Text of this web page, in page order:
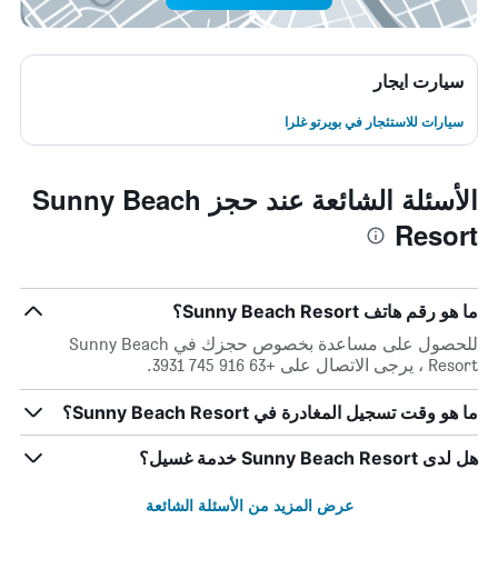
سيارت ايجار
سيارات للاستئجار في بويرتو غلرا
الأسئلة الشائعة عند حجز Sunny Beach
Resort
ما هو رقم هاتف Sunny Beach Resort؟
للحصول على مساعدة بخصوص حجزك في Sunny Beach
Resort ، يرجى الاتصال على +63 916 745 3931.
ما هو وقت تسجيل المغادرة في Sunny Beach Resort؟
هل لدى Sunny Beach Resort خدمة غسيل؟
عرض المزيد من الأسئلة الشائعة